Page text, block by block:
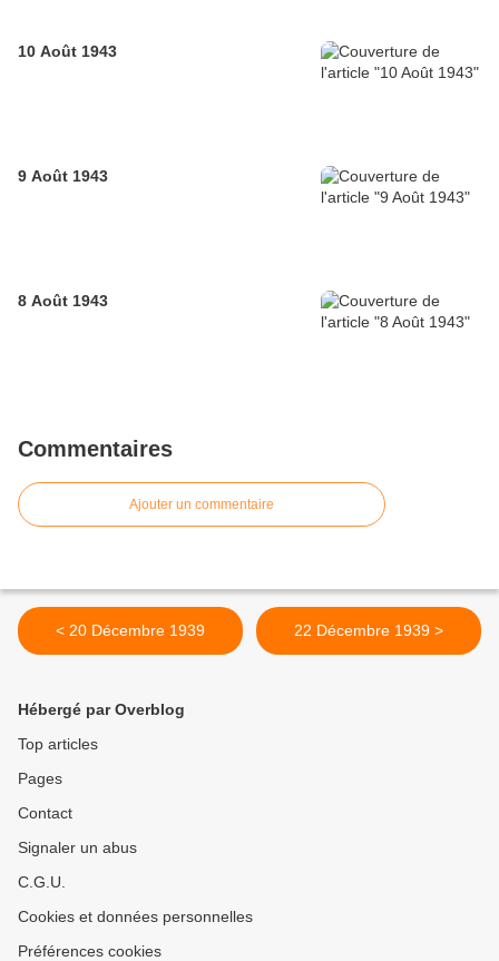
10 Août 1943
9 Août 1943
8 Août 1943
Commentaires
Ajouter un commentaire
< 20 Décembre 1939 22 Décembre 1939 >
Hébergé par Overblog
Top articles
Pages
Contact
Signaler un abus
C.G.U.
Cookies et données personnelles
Préférences cookies